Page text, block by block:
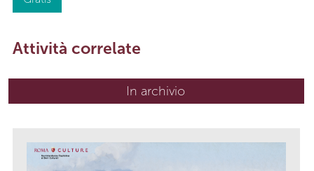
Attività correlate
In archivio